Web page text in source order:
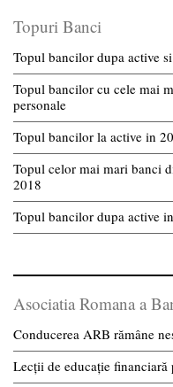
Topuri Banci
Topul bancilor dupa active
Topul bancilor cu cele mai
personale
Topul bancilor la active in
Topul celor mai mari banci
2018
Topul bancilor dupa active
Asociatia Romana a
Conducerea ARB rămâne
Lecții de educație financiară